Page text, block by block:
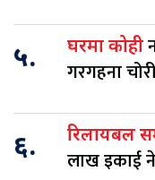
५. घरमा कोही
गरगहना
६. रिलायबल
लाख इकाई